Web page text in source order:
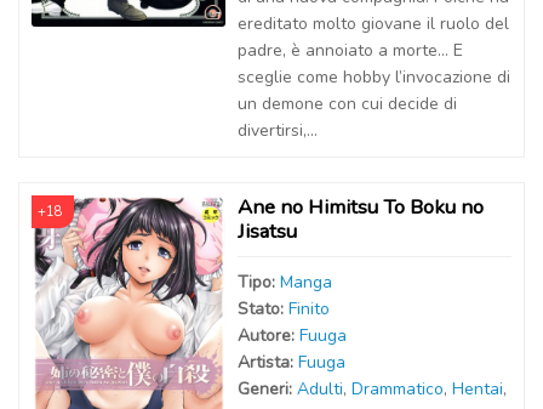
ereditato molto giovane il ruolo del
padre, è annoiato a morte… E
sceglie come hobby l’invocazione di
un demone con cui decide di
divertirsi,...
+18
Ane no Himitsu To Boku no
Jisatsu
Tipo: Manga
Stato: Finito
Autore: Fuuga
Artista: Fuuga
Generi: Adulti, Drammatico, Hentai,